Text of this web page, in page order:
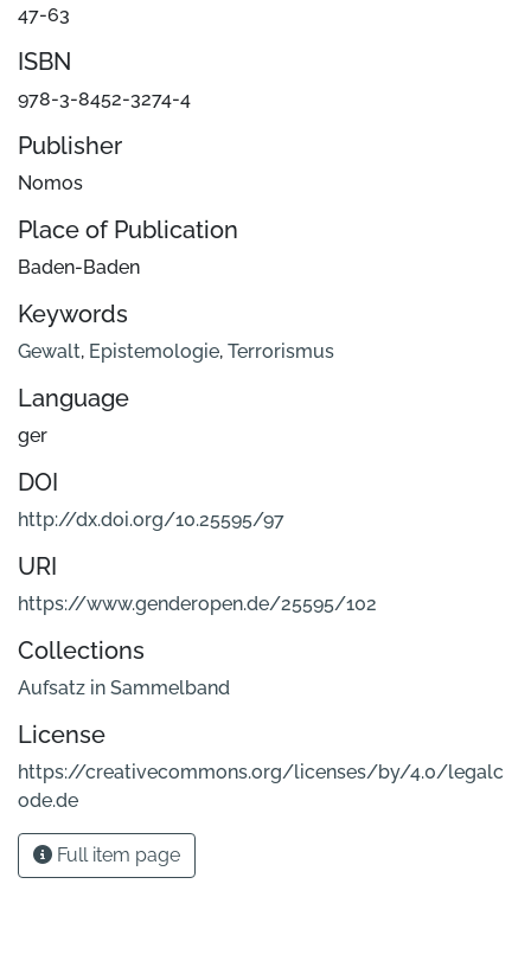
47-63
ISBN
978-3-8452-3274-4
Publisher
Nomos
Place of Publication
Baden-Baden
Keywords
Gewalt, Epistemologie, Terrorismus
Language
ger
DOI
http://dx.doi.org/10.25595/97
URI
https://www.genderopen.de/25595/102
Collections
Aufsatz in Sammelband
License
https://creativecommons.org/licenses/by/4.0/legalc
ode.de
Full item page